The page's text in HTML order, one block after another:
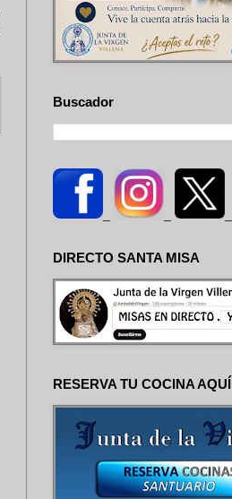
Buscador
DIRECTO SANTA MISA
RESERVA TU COCINA AQUÍ